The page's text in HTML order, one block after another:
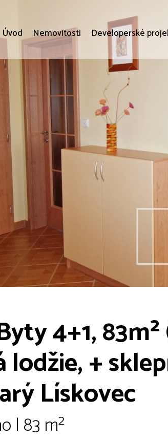
Úvod Nemovitosti Developerské
4+1, 83m²
lodžie, +
Lískovec
| 83 m²